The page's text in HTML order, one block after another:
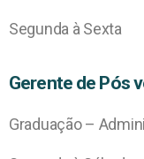
Segunda à Sexta
Gerente de Pós
Graduação –